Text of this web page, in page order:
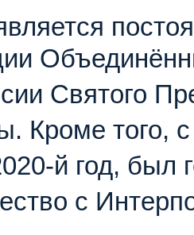
Святого
Кроме того, с
й год, был
с